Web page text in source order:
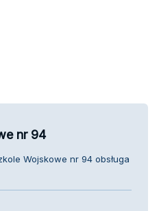
nr 94
Wojskowe nr 94 obsługa